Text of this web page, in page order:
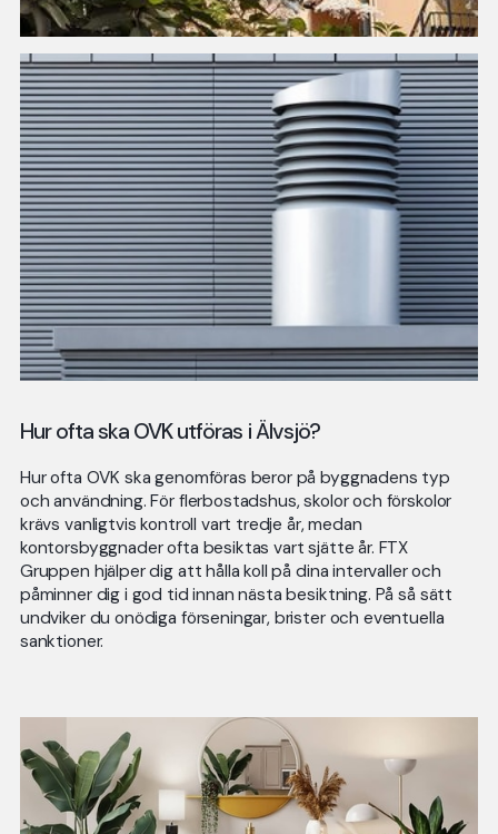
Hur ofta ska OVK utföras i Älvsjö?
Hur ofta OVK ska genomföras beror på byggnadens typ
och användning. För flerbostadshus, skolor och förskolor
krävs vanligtvis kontroll vart tredje år, medan
kontorsbyggnader ofta besiktas vart sjätte år. FTX
Gruppen hjälper dig att hålla koll på dina intervaller och
påminner dig i god tid innan nästa besiktning. På så sätt
undviker du onödiga förseningar, brister och eventuella
sanktioner.